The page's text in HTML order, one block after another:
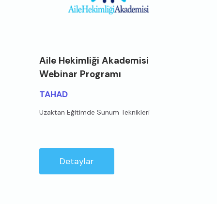
Aile Hekimliği Akademisi
Webinar Programı
TAHAD
Uzaktan Eğitimde Sunum Teknikleri
Detaylar